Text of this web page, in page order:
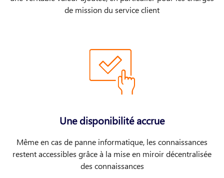
de mission du service client
Une disponibilité accrue
Même en cas de panne informatique, les connaissances
restent accessibles grâce à la mise en miroir décentralisée
des connaissances